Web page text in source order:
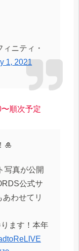
ニティ・
1, 2021
順次予定
🎍
写真が公開
公式サ
あわせてリ
ます！本年